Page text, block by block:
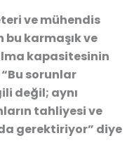
ve mühendis
bu karmaşık ve
kapasitesinin
“Bu sorunlar
değil; aynı
tahliyesi ve
gerektiriyor” diye